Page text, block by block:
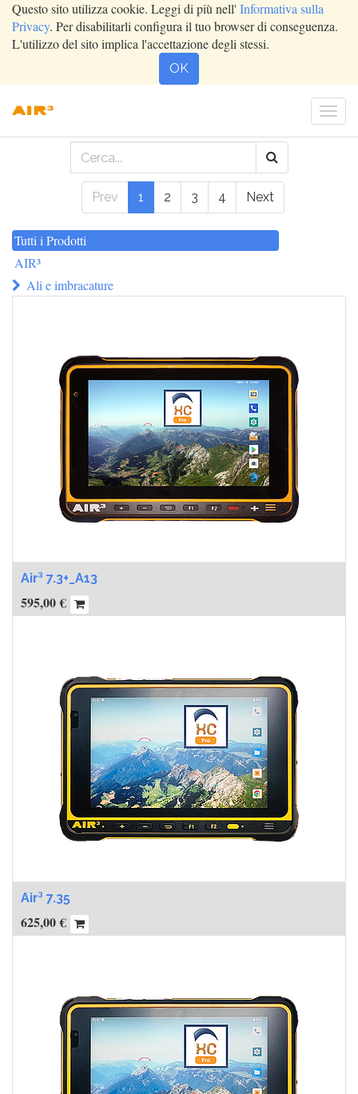
Questo sito utilizza cookie. Leggi di più nell' Informativa sulla
Privacy. Per disabilitarli configura il tuo browser di conseguenza.
L'utilizzo del sito implica l'accettazione degli stessi.
OK
Prev 1 2 3 4 Next
Tutti i Prodotti
AIR³
Ali e imbracature
Air³ 7.3+_A13
595,00€
Air³ 7.35
625,00€